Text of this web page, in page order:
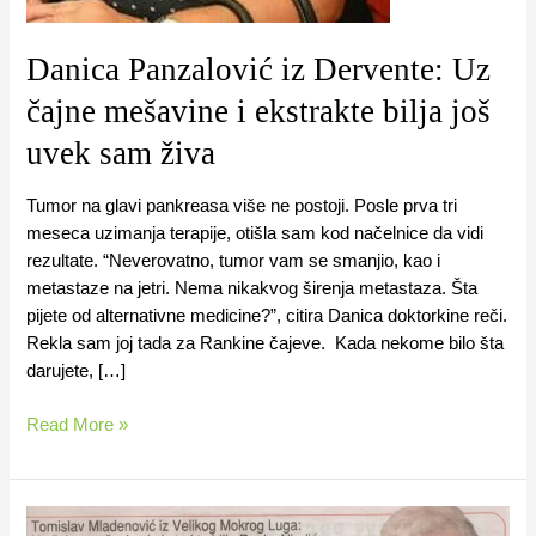
Danica Panzalović iz Dervente: Uz
čajne mešavine i ekstrakte bilja još
uvek sam živa
Tumor na glavi pankreasa više ne postoji. Posle prva tri
meseca uzimanja terapije, otišla sam kod načelnice da vidi
rezultate. “Neverovatno, tumor vam se smanjio, kao i
metastaze na jetri. Nema nikakvog širenja metastaza. Šta
pijete od alternativne medicine?”, citira Danica doktorkine reči.
Rekla sam joj tada za Rankine čajeve. Kada nekome bilo šta
darujete, […]
Read More »
Tumor